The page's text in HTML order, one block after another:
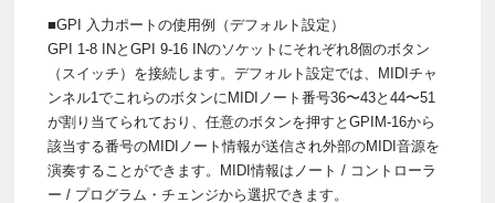
■GPI 入力ポートの使用例（デフォルト設定）
GPI 1-8 INとGPI 9-16 INのソケットにそれぞれ8個のボタン
（スイッチ）を接続します。デフォルト設定では、MIDIチャ
ンネル1でこれらのボタンにMIDIノート番号36〜43と44〜51
が割り当てられており、任意のボタンを押すとGPIM-16から
該当する番号のMIDIノート情報が送信され外部のMIDI音源を
演奏することができます。MIDI情報はノート / コントローラ
ー / プログラム・チェンジから選択できます。